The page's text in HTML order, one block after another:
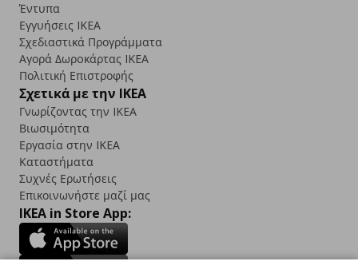
Έντυπα
Εγγυήσεις IKEA
Σχεδιαστικά Προγράμματα
Αγορά Δωρoκάρτας IKEA
Πολιτική Επιστροφής
Σχετικά με την IKEA
Γνωρίζοντας την IKEA
Βιωσιμότητα
Εργασία στην IKEA
Καταστήματα
Συχνές Ερωτήσεις
Επικοινωνήστε μαζί μας
IKEA in Store App: